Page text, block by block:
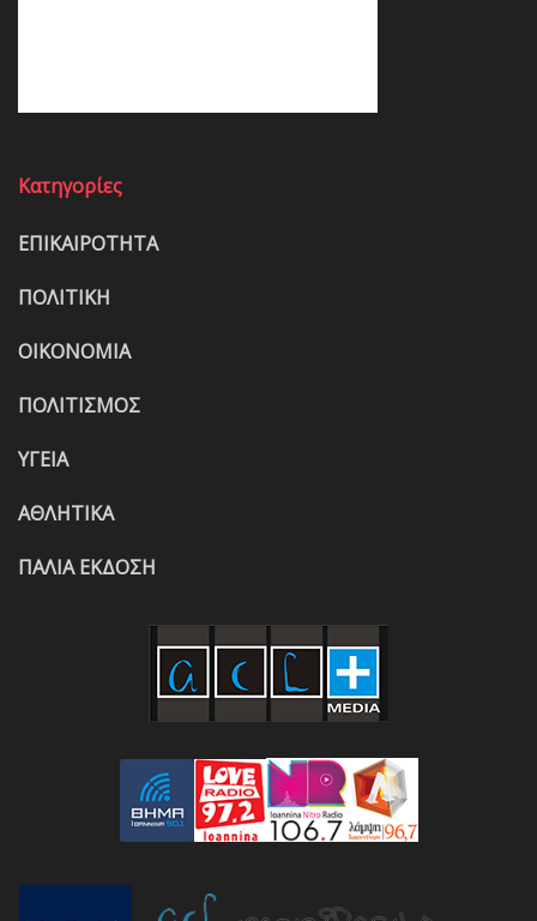
Κατηγορίες
ΕΠΙΚΑΙΡΟΤΗΤΑ
ΠΟΛΙΤΙΚΗ
ΟΙΚΟΝΟΜΙΑ
ΠΟΛΙΤΙΣΜΟΣ
ΥΓΕΙΑ
ΑΘΛΗΤΙΚΑ
ΠΑΛΙΑ ΕΚΔΟΣΗ